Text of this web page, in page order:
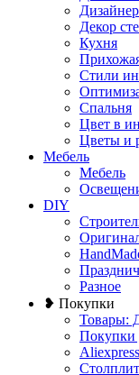
Декор
Кухня
Стили
Спальня
Цвет в
Цветы и
Мебель
Мебель
DIY
Разное
❥ Покупки
Товары:
Покупки